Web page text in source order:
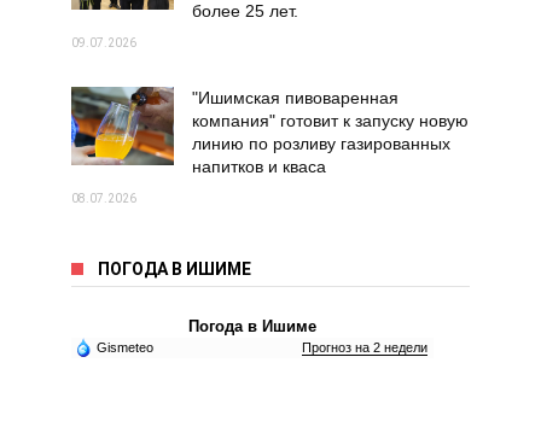
более 25 лет.
09.07.2026
"Ишимская пивоваренная
компания" готовит к запуску новую
линию по розливу газированных
напитков и кваса
08.07.2026
ПОГОДА В ИШИМЕ
Погода в Ишиме
Gismeteo Прогноз на 2 недели